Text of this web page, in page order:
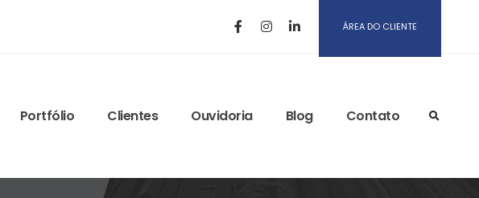
ÁREA DO CLIENTE
Portfólio Clientes Ouvidoria Blog Contato